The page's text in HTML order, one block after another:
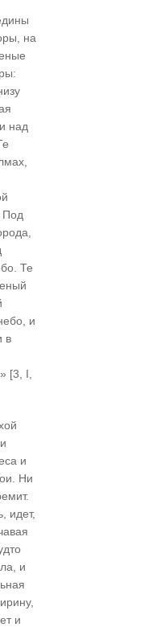
на
над
Под
Те
и
в
[3, I,
и
Ни
идет,
и
и